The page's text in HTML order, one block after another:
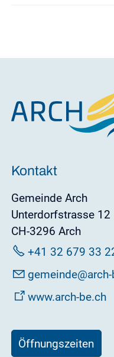
Kontakt
Gemeinde Arch
Unterdorfstrasse 12
CH-3296 Arch
+41 32 679 33
g m nd
www.arch-be.ch
Öffnungszeiten